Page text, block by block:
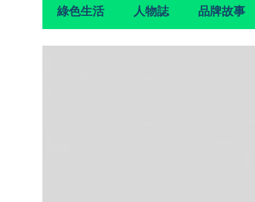
綠色生活 人物誌 品牌故事